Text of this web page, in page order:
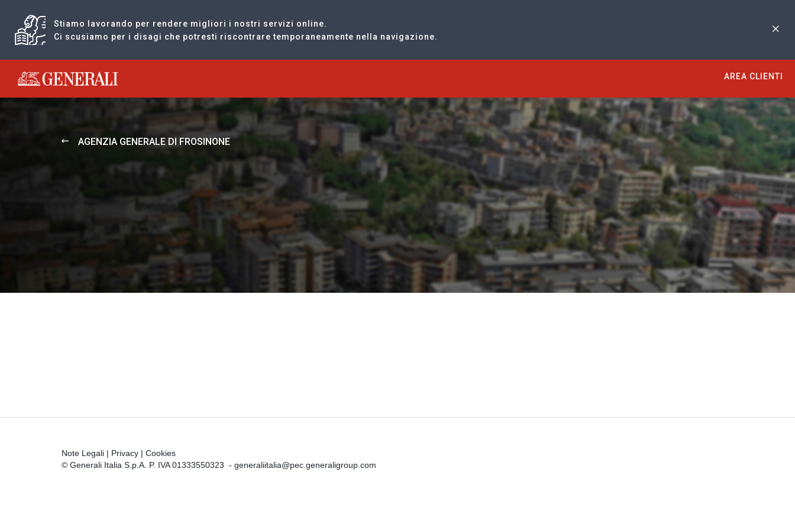
Stiamo lavorando per rendere migliori i nostri servizi online.
Ci scusiamo per i disagi che potresti riscontrare temporaneamente nella navigazione.
Generali logo
AREA CLIENTI
AGENZIA GENERALE DI FROSINONE
Note Legali | Privacy | Cookies
© Generali Italia S.p.A. P. IVA 01333550323 - generaliitalia@pec.generaligroup.com